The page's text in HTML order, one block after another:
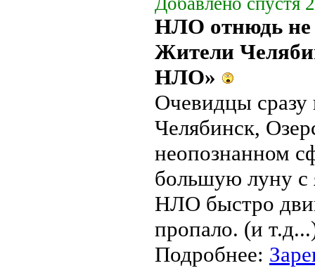
НЛО отнюдь не
Жители
НЛО»
Очевидцы сразу
Челябинск,
неопознанном
большую луну с
НЛО быстро
пропало. (и
Подробнее: